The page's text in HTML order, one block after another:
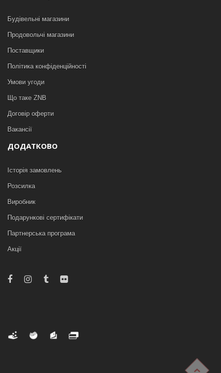
Будівельні магазини
Продовольчі магазини
Поставщики
Політика конфіденційності
Умови угоди
Що таке ZNB
Договір оферти
Вакансії
ДОДАТКОВО
Історія замовлень
Розсилка
Виробник
Подарункові сертифікати
Партнерська програма
Акції